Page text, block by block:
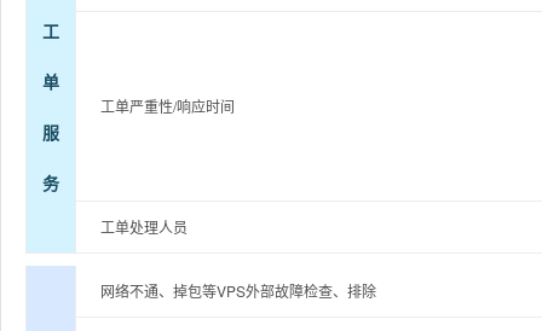
工
单
服
务
工单严重性/响应时间
工单处理人员
网络不通、掉包等VPS外部故障检查、排除